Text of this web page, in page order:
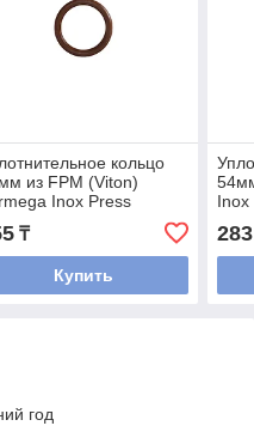
кольцо
из FPM (Viton)
Inox Press
₸
Купить
Inox
283
год